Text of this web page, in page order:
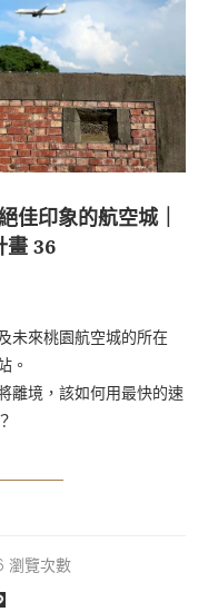
佳印象的航空城｜
畫 36
未來桃園航空城的所在
。
離境，該如何用最快的速
瀏覽次數